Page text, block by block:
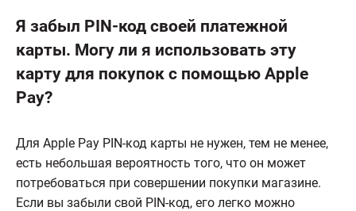
Я забыл PIN-код своей платежной
карты. Могу ли я использовать эту
карту для покупок с помощью Apple
Pay?
Для Apple Pay PIN-код карты не нужен, тем не менее,
есть небольшая вероятность того, что он может
потребоваться при совершении покупки магазине.
Если вы забыли свой PIN-код, его легко можно